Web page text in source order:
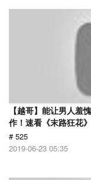
【越哥】能让男人羞
作！速看《末路狂花》
# 525
2019-06-23 05:35